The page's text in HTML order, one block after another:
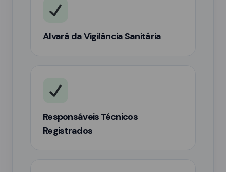
Alvará da Vigilância Sanitária
Responsáveis Técnicos
Registrados